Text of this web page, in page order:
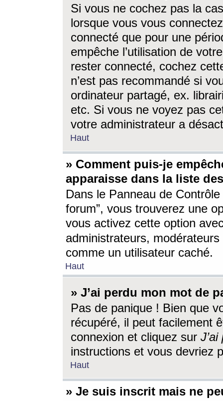
Si vous ne cochez pas la
lorsque vous vous
connecté que pour une
empêche l’utilisation de
rester connecté, cochez
n’est pas recommandé si
ordinateur partagé, ex.
etc. Si vous ne voyez pas
votre administrateur a
Haut
» Comment puis-je
apparaisse dans la liste
Dans le Panneau de
forum”, vous trouverez une
vous activez cette option
administrateurs,
comme un utilisateur caché.
Haut
» J’ai perdu mon mot de
Pas de panique ! Bien que
récupéré, il peut facilement
connexion et cliquez sur
instructions et vous devriez
Haut
» Je suis inscrit mais ne